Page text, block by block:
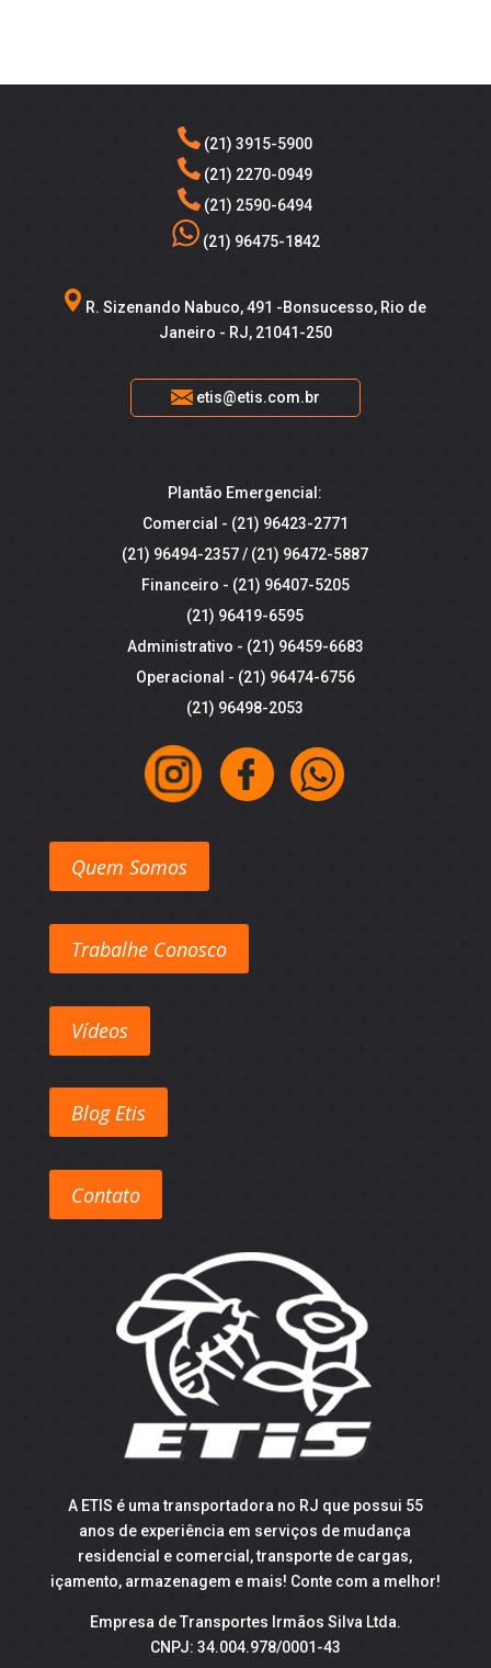
(21) 3915-5900
(21) 2270-0949
(21) 2590-6494
(21) 96475-1842
R. Sizenando Nabuco, 491 -Bonsucesso, Rio de
Janeiro - RJ, 21041-250
etis@etis.com.br
Plantão Emergencial:
Comercial - (21) 96423-2771
(21) 96494-2357/ (21) 96472-5887
Financeiro - (21) 96407-5205
(21) 96419-6595
Administrativo - (21) 96459-6683
Operacional - (21) 96474-6756
(21) 96498-2053
Quem Somos
Trabalhe Conosco
Vídeos
Blog Etis
Contato
A ETIS é uma transportadora no RJ que possui 55
anos de experiência em serviços de mudança
residencial e comercial, transporte de cargas,
içamento, armazenagem e mais! Conte com a melhor!
Empresa de Transportes Irmãos Silva Ltda.
CNPJ: 34.004.978/0001-43